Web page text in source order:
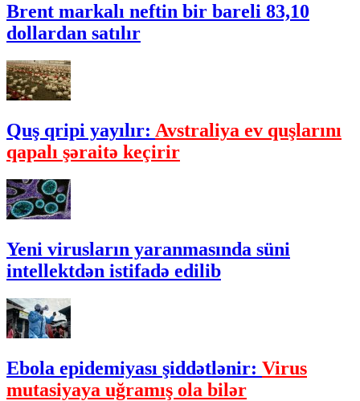
Brent markalı neftin bir bareli 83,10
dollardan satılır
Quş qripi yayılır: Avstraliya ev quşlarını
qapalı şəraitə keçirir
Yeni virusların yaranmasında süni
intellektdən istifadə edilib
Ebola epidemiyası şiddətlənir: Virus
mutasiyaya uğramış ola bilər